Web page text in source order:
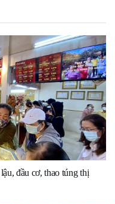
đầu cơ, thao túng thị